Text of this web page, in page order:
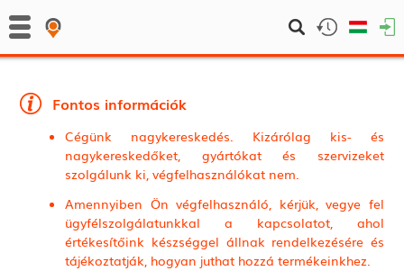
Fontos információk
Cégünk nagykereskedés. Kizárólag kis- és
nagykereskedőket, gyártókat és szervizeket
szolgálunk ki, végfelhasználókat nem.
Amennyiben Ön végfelhasználó, kérjük, vegye fel
ügyfélszolgálatunkkal a kapcsolatot, ahol
értékesítőink készséggel állnak rendelkezésére és
tájékoztatják, hogyan juthat hozzá termékeinkhez.